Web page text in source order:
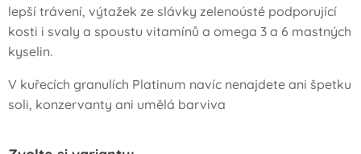
lepší trávení, výtažek ze slávky zelenoústé podporující
kosti i svaly a spoustu vitamínů a omega 3 a 6 mastných
kyselin.
V kuřecích granulích Platinum navíc nenajdete ani špetku
soli, konzervanty ani umělá barviva